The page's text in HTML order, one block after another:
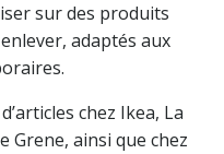
sur des produits
adaptés aux
chez Ikea, La
Grene, ainsi que chez